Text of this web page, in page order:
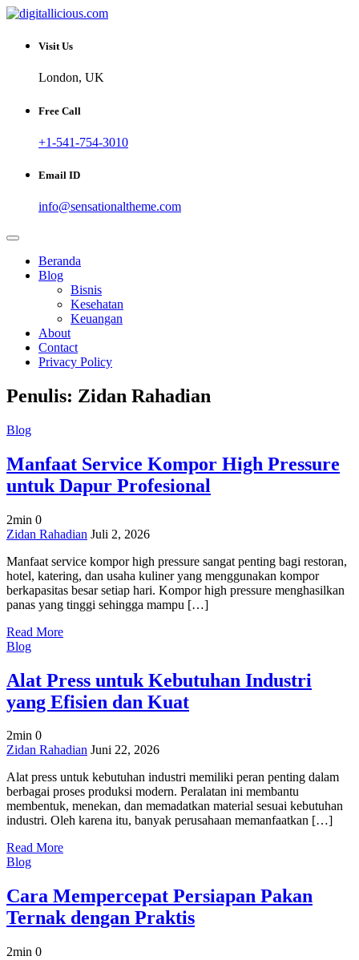
Skip
content
digitallicious.com
Sharing Digital Information
Visit Us
London, UK
Free Call
+1-541-754-3010
Email ID
info@sensationaltheme.com
Beranda
Blog
Bisnis
Kesehatan
Keuangan
About
Contact
Privacy Policy
Penulis: Zidan Rahadian
Blog
Manfaat Service Kompor High Pressure
untuk Dapur Profesional
2min 0
on
Service
Kompor
High
Pressure
Dapur
Profesional
Zidan Rahadian Juli 2, 2026
Manfaat service kompor high pressure sangat penting bagi restoran,
hotel, katering, dan usaha kuliner yang menggunakan kompor
berkapasitas besar setiap hari. Kompor high pressure menghasilkan
panas yang tinggi sehingga mampu […]
Read More
Blog
Alat Press untuk Kebutuhan Industri
yang Efisien dan Kuat
2min 0
on
Press
untuk
Kebutuhan
Industri
Efisien
dan
Zidan Rahadian Juni 22, 2026
Alat press untuk kebutuhan industri memiliki peran penting dalam
berbagai proses produksi modern. Peralatan ini membantu
membentuk, menekan, dan memadatkan material sesuai kebutuhan
industri. Oleh karena itu, banyak perusahaan memanfaatkan […]
Read More
Blog
Cara Mempercepat Persiapan Pakan
Ternak dengan Praktis
2min 0